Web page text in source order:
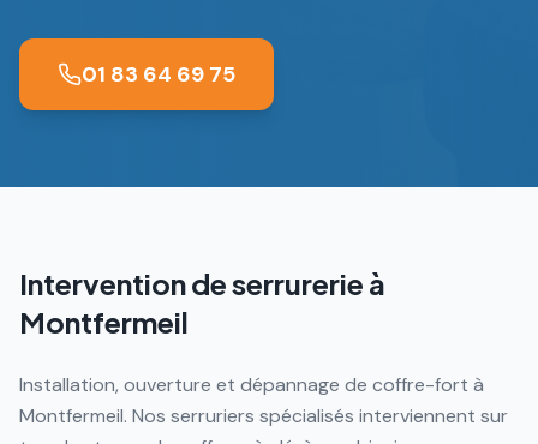
01 83 64 69 75
Intervention de serrurerie à
Montfermeil
Installation, ouverture et dépannage de coffre-fort à
Montfermeil. Nos serruriers spécialisés interviennent sur